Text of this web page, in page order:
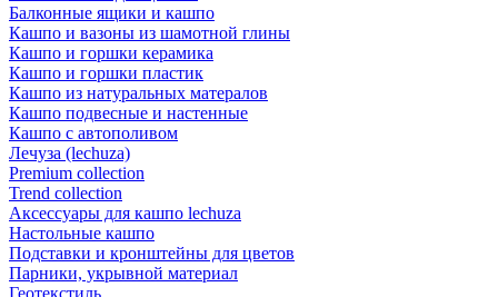
Балконные ящики и кашпо
Кашпо и вазоны из шамотной глины
Кашпо и горшки керамика
Кашпо и горшки пластик
Кашпо из натуральных матералов
Кашпо подвесные и настенные
Кашпо с автополивом
Лечуза (lechuza)
Premium collection
Trend collection
Аксессуары для кашпо lechuza
Настольные кашпо
Подставки и кронштейны для цветов
Парники, укрывной материал
Геотекстиль